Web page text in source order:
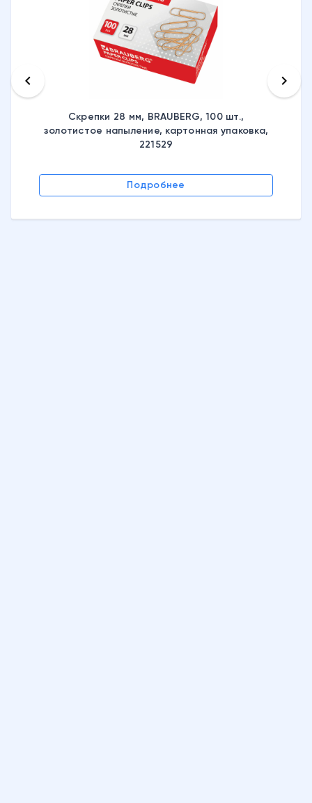
Скрепки 28 мм, BRAUBERG, 100 шт.,
золотистое напыление, картонная упаковка,
221529
Подробнее
keyboard_arrow_left keyboard_arrow_right